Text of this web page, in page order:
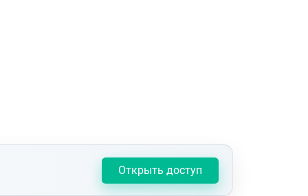
Открыть доступ